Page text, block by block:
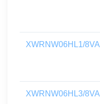
XWRNW06HL1/8VA
XWRNW06HL3/8VA